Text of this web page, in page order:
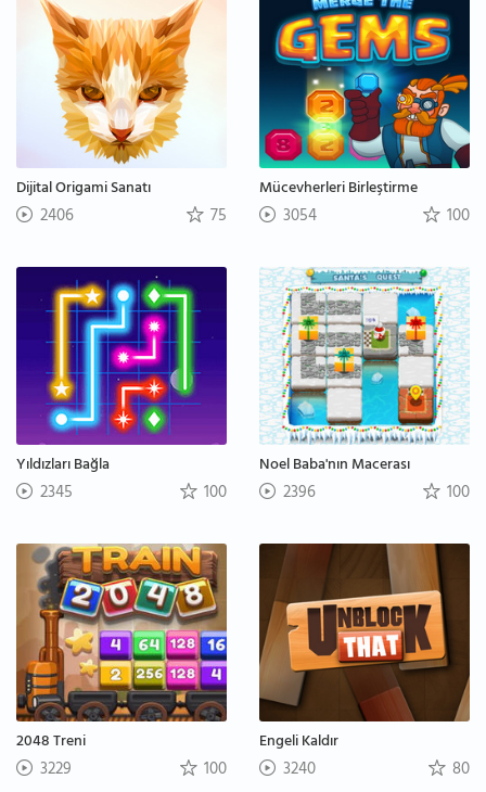
Dijital Origami Sanatı
2406 75
Mücevherleri Birleştirme
3054 100
Yıldızları Bağla
2345 100
Noel Baba'nın Macerası
2396 100
2048 Treni
3229 100
Engeli Kaldır
3240 80